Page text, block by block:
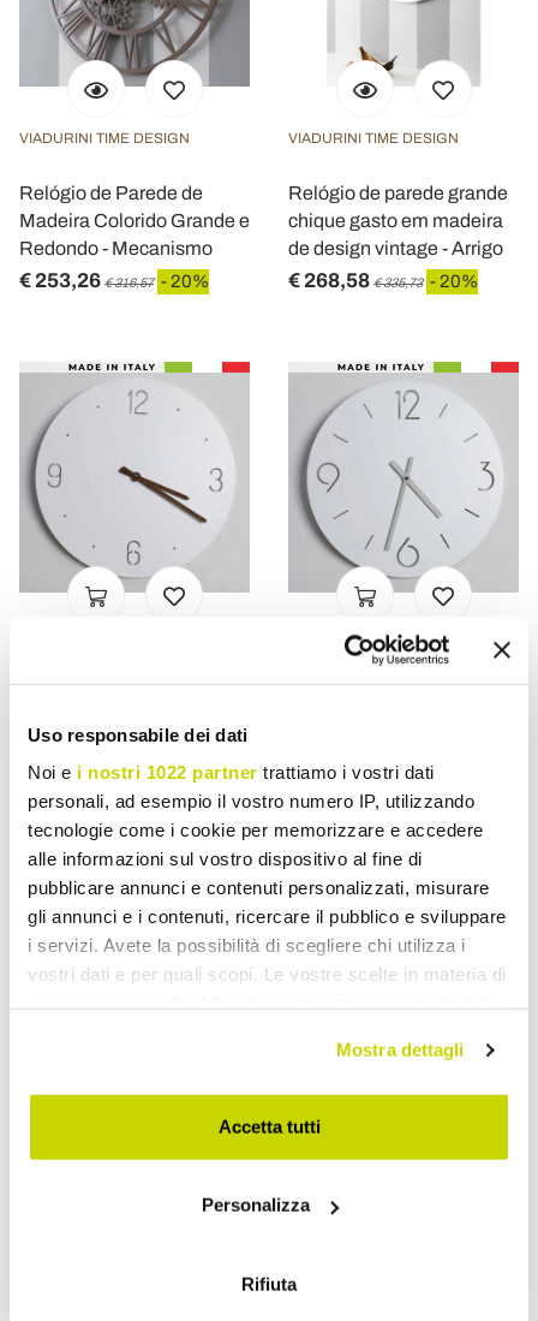
Uso responsabile dei dati
Noi e i nostri 1022 partner trattiamo i vostri dati
personali, ad esempio il vostro numero IP, utilizzando
tecnologie come i cookie per memorizzare e accedere
alle informazioni sul vostro dispositivo al fine di
pubblicare annunci e contenuti personalizzati, misurare
gli annunci e i contenuti, ricercare il pubblico e sviluppare
i servizi. Avete la possibilità di scegliere chi utilizza i
vostri dati e per quali scopi. Le vostre scelte in materia di
modificare o revocare il proprio consenso in qualsiasi
momento dalla Dichiarazione sui cookie o facendo clic
sull'icona di attivazione della privacy.
raccogliere informazioni sulla tua posizione
Identificare il tuo dispositivo, scansionandolo
Mostra dettagli
Accetta tutti
Personalizza
Rifiuta
VIADURINI TIME DESIGN
Relógio de Parede de
Madeira Colorido Grande e
Redondo - Mecanismo
€ 253,26 € 316,57 - 20%
VIADURINI TIME DESIGN
Relógio de parede grande
chique gasto em madeira
de design vintage - Arrigo
€ 268,58 € 335,73 - 20%
Clássico em Madeira
Corte a Laser - Jovial
€ 106,47 - 20%
VIADURINI TIME DESIGN
Septimius
€ 106,47
fabricado em Itália, estilo